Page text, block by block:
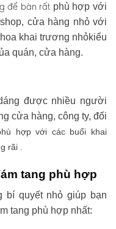
để bàn rất phù hợp với
cửa hàng nhỏ với
khai trương nhỏkiểu
quán, cửa hàng.
được nhiều người
cửa hàng, công ty, đối
hợp với các buổi khai
rãi .
tang phù hợp
bí quyết nhỏ giúp bạn
tang phù hợp nhất: